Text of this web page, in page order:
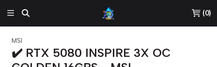
(0)
MSI
✔️ RTX 5080 INSPIRE 3X OC